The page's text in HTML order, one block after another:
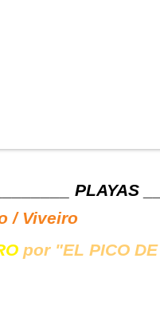
PLAYAS
/ Viveiro
por "EL PICO